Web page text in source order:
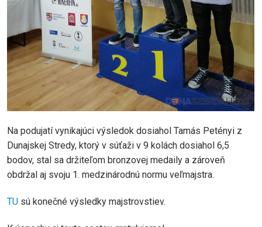
Na podujatí vynikajúci výsledok dosiahol Tamás Petényi z
Dunajskej Stredy, ktorý v súťaži v 9 kolách dosiahol 6,5
bodov, stal sa držiteľom bronzovej medaily a zároveň
obdržal aj svoju 1. medzinárodnú normu veľmajstra.
TU sú konečné výsledky majstrovstiev.